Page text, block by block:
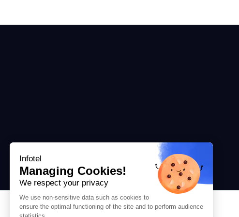
Infotel
Managing Cookies!
We respect your privacy
We use non-sensitive data such as cookies to
ensure the optimal functioning of the site and to perform audience
statistics.